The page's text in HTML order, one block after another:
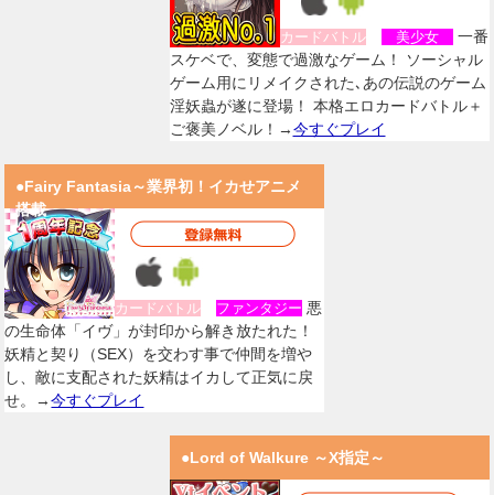
カードバトル 美少女
一番
スケベで、変態で過激なゲーム！ ソーシャル
ゲーム用にリメイクされた､あの伝説のゲーム
淫妖蟲が遂に登場！ 本格エロカードバトル＋
ご褒美ノベル！→今すぐプレイ
●Fairy Fantasia～業界初！イカせアニメ
搭載
カードバトル ファンタジー 悪
の生命体「イヴ」が封印から解き放たれた！
妖精と契り（SEX）を交わす事で仲間を増や
し、敵に支配された妖精はイカして正気に戻
せ。→今すぐプレイ
●Lord of Walkure ～X指定～